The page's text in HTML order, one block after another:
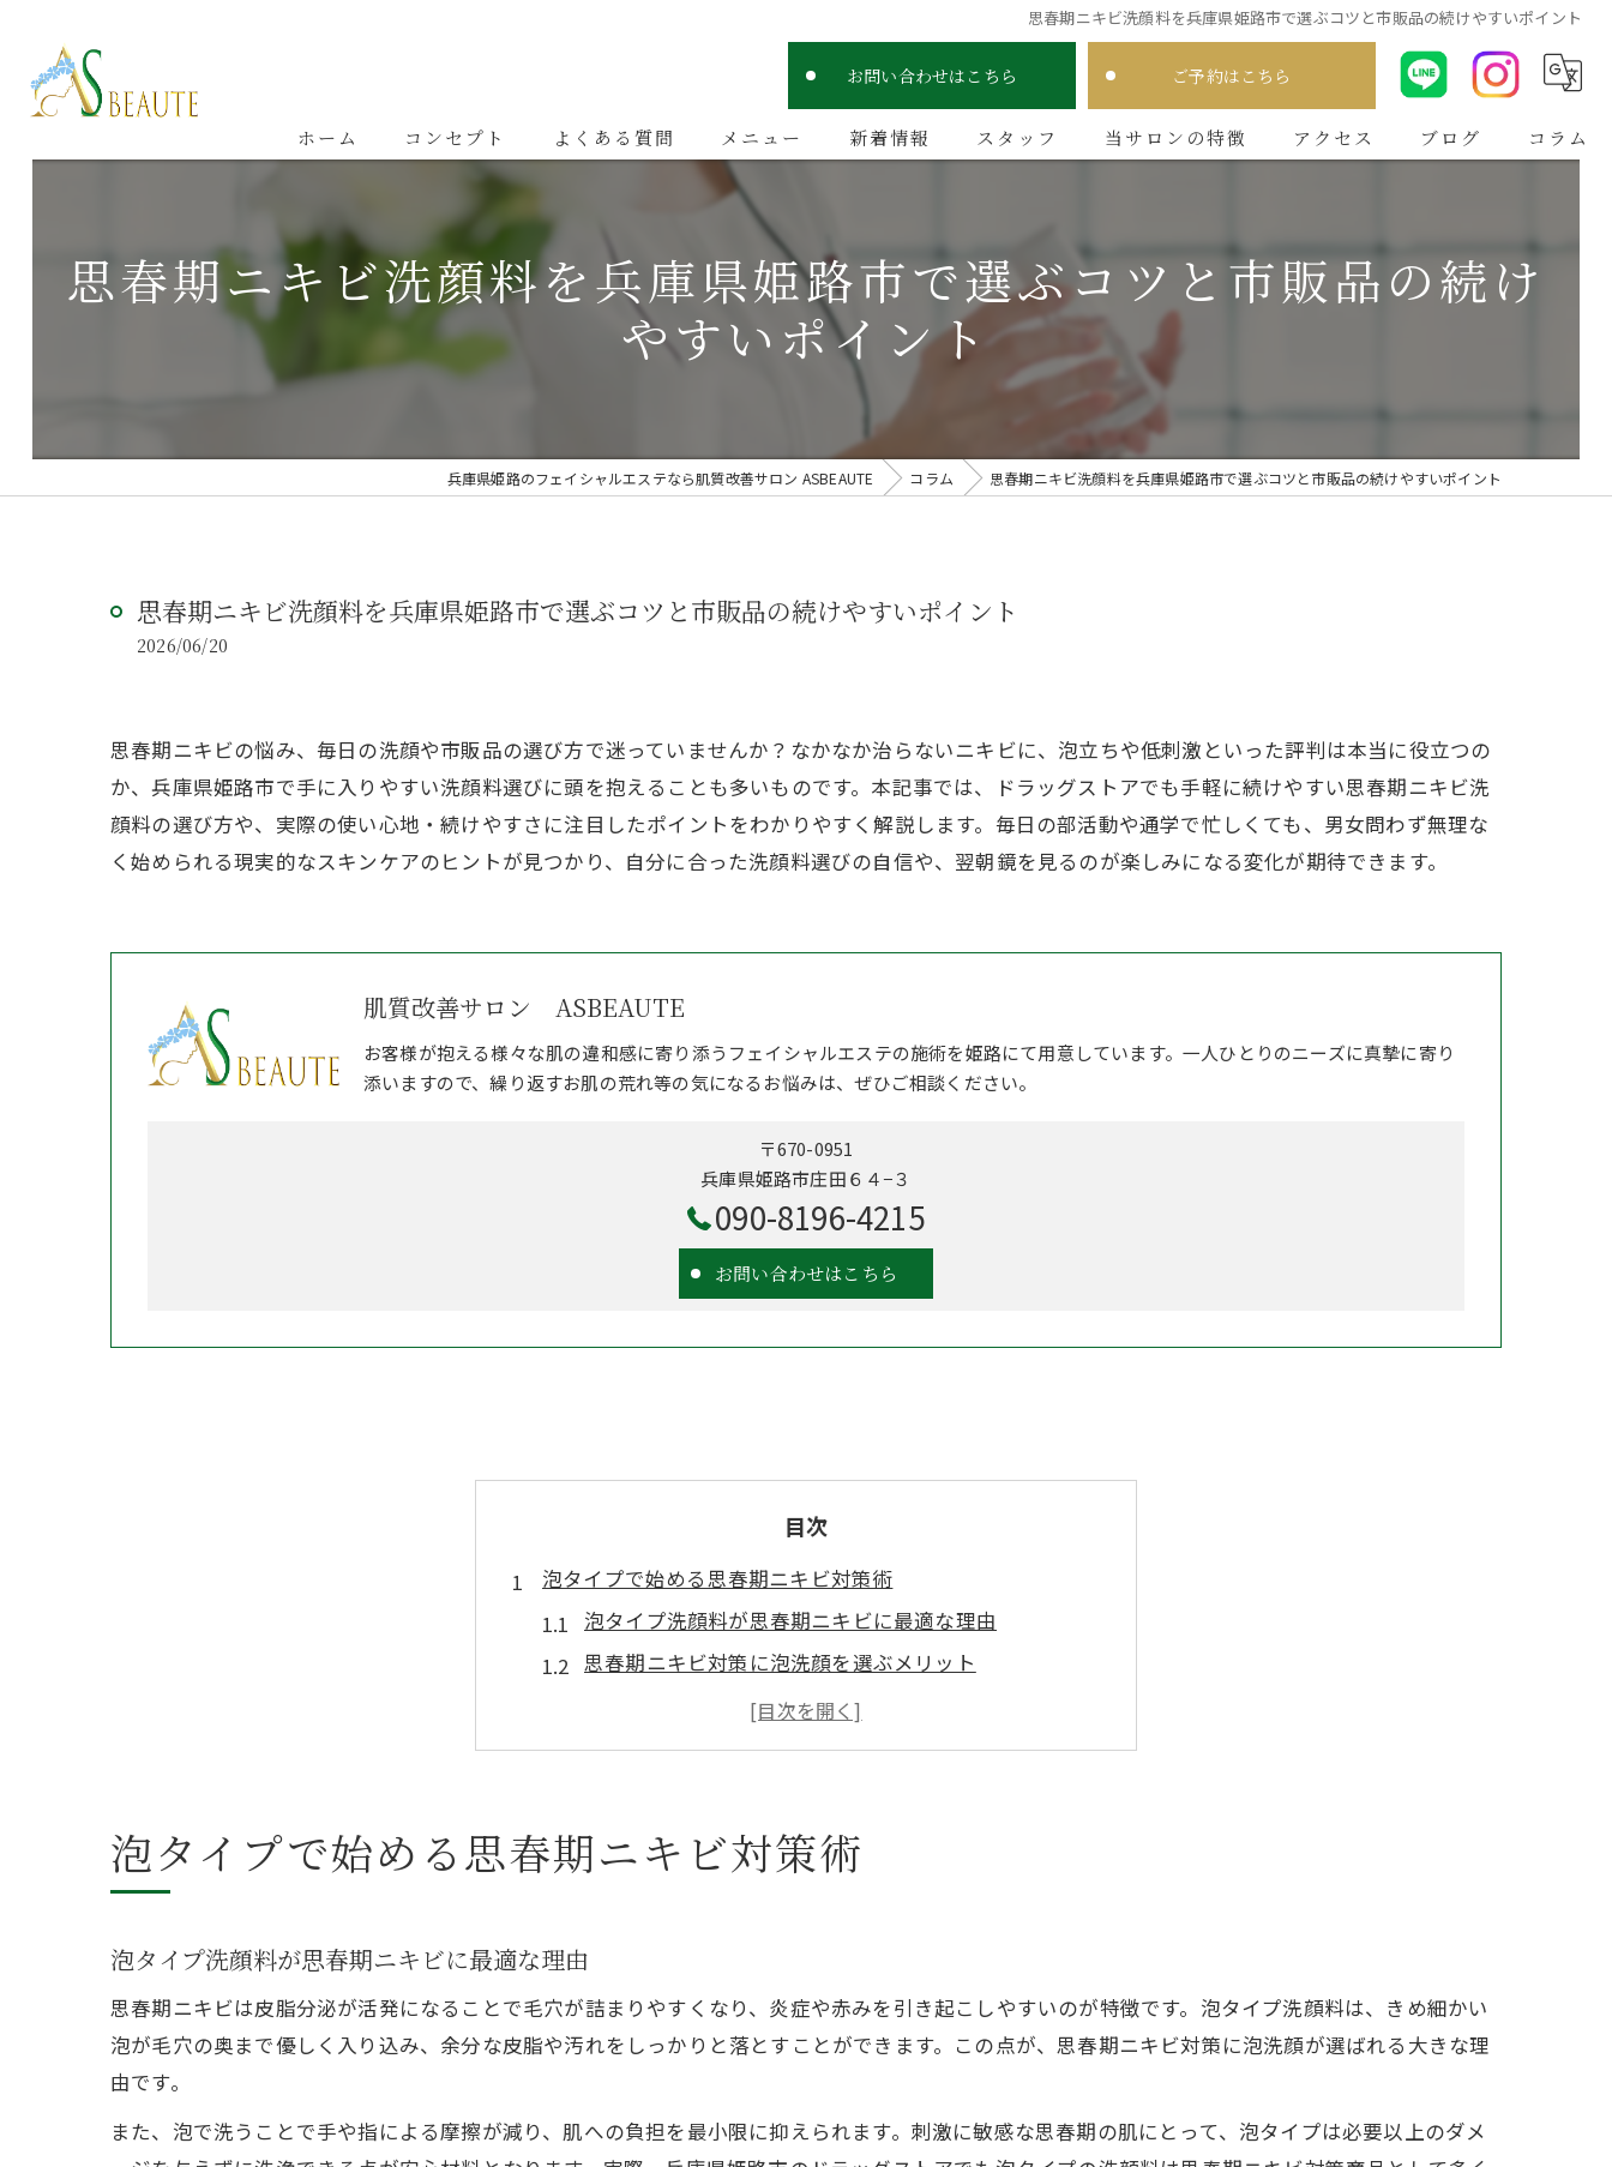
思春期ニキビ洗顔料を兵庫県姫路市で選ぶコツと市販品の続けやすいポイント
お問い合わせはこちら ご予約はこちら
ホーム コンセプト よくある質問 メニュー 新着情報 スタッフ 当サロンの特徴
メンズ
シミ
アクセス ブログ コラム
思春期ニキビ洗顔料を兵庫県姫路市で選ぶコツと市販品の続け
やすいポイント
兵庫県姫路のフェイシャルエステなら肌質改善サロン ASBEAUTE コラム 思春期ニキビ洗顔料を兵庫県姫路市で選ぶコツと市販品の続けやすいポイント
思春期ニキビ洗顔料を兵庫県姫路市で選ぶコツと市販品の続けやすいポイント
2026/06/20
思春期ニキビの悩み、毎日の洗顔や市販品の選び方で迷っていませんか？なかなか治らないニキビに、泡立ちや低刺激といった評判は本当に役立つの
か、兵庫県姫路市で手に入りやすい洗顔料選びに頭を抱えることも多いものです。本記事では、ドラッグストアでも手軽に続けやすい思春期ニキビ洗
顔料の選び方や、実際の使い心地・続けやすさに注目したポイントをわかりやすく解説します。毎日の部活動や通学で忙しくても、男女問わず無理な
く始められる現実的なスキンケアのヒントが見つかり、自分に合った洗顔料選びの自信や、翌朝鏡を見るのが楽しみになる変化が期待できます。
肌質改善サロン ASBEAUTE
お客様が抱える様々な肌の違和感に寄り添うフェイシャルエステの施術を姫路にて用意しています。一人ひとりのニーズに真摯に寄り
添いますので、繰り返すお肌の荒れ等の気になるお悩みは、ぜひご相談ください。
〒670-0951
兵庫県姫路市庄田６４−３
090-8196-4215
お問い合わせはこちら
目次
泡タイプで始める思春期ニキビ対策術
泡タイプ洗顔料が思春期ニキビに最適な理由
思春期ニキビ対策に泡洗顔を選ぶメリット
泡立ちの良い洗顔料は思春期ニキビに効果的か
ドラッグストアで買える泡洗顔料と選び方のコツ
市販で手軽に続く思春期ニキビ洗顔法
市販で選べる思春期ニキビ洗顔料の特徴と選び方
人気の思春期ニキビ洗顔料は市販で揃うのか
ドラッグストアで手軽に入手できる洗顔料の魅力
市販の思春期ニキビ洗顔料ランキングの活用法
朝晩洗顔が思春期ニキビ対策に欠かせない理由
泡タイプで始める思春期ニキビ対策術
泡タイプ洗顔料が思春期ニキビに最適な理由
思春期ニキビは皮脂分泌が活発になることで毛穴が詰まりやすくなり、炎症や赤みを引き起こしやすいのが特徴です。泡タイプ洗顔料は、きめ細かい
泡が毛穴の奥まで優しく入り込み、余分な皮脂や汚れをしっかりと落とすことができます。この点が、思春期ニキビ対策に泡洗顔が選ばれる大きな理
由です。
また、泡で洗うことで手や指による摩擦が減り、肌への負担を最小限に抑えられます。刺激に敏感な思春期の肌にとって、泡タイプは必要以上のダメ